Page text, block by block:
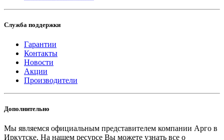
Служба поддержки
Гарантии
Контакты
Новости
Акции
Производители
Дополнительно
Мы являемся официальным представителем компании Арго в
Иркутске. На нашем ресурсе Вы можете узнать все о